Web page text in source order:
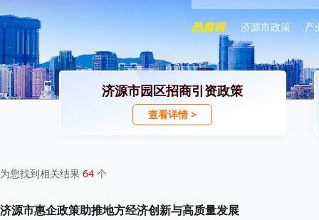
济源市政策 产
济源市园区招商引资政策
查看详情 >
为您找到相关结果 64 个
济源市惠企政策助推地方经济创新与高质量发展